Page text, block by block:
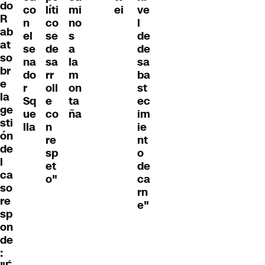
do
R
ab
at
so
br
e
la
ge
sti
ón
de
l
ca
so
re
sp
on
de
:
co
n
el
se
na
do
r
Sq
ue
lla
líti
co
se
de
sa
rr
oll
e
co
n
re
sp
et
o"
mi
no
s
a
la
m
on
ta
ña
ei
ve
l
de
de
sa
ba
st
ec
im
ie
nt
o
de
ca
rn
e"